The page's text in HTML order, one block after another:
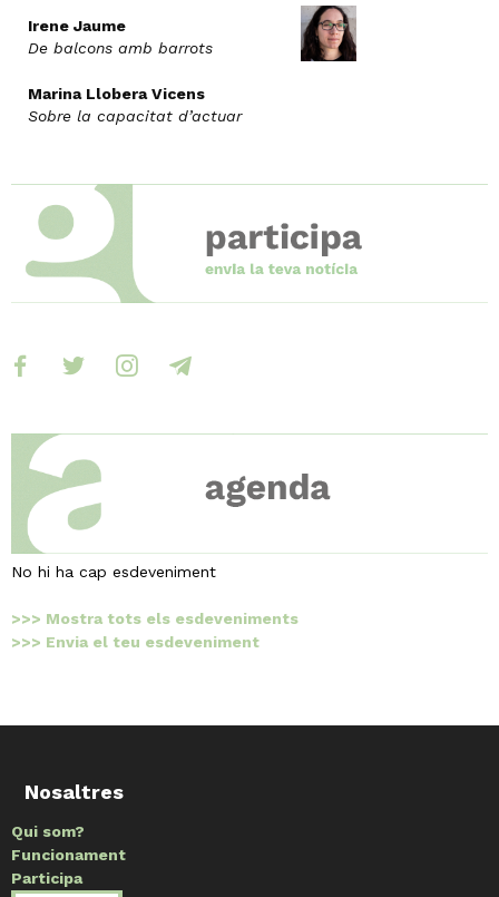
Irene Jaume
De balcons amb barrots
Marina Llobera Vicens
Sobre la capacitat d’actuar
facebooktwitter instagramtelegram
No hi ha cap esdeveniment
>>> Mostra tots els esdeveniments
>>> Envia el teu esdeveniment
Nosaltres
Qui som?
Funcionament
Participa